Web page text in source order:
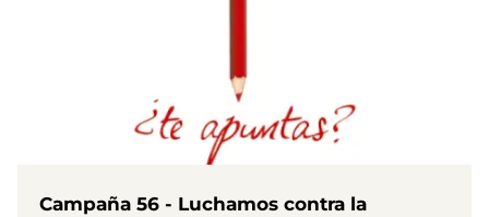
Campaña 56 - Luchamos contra la